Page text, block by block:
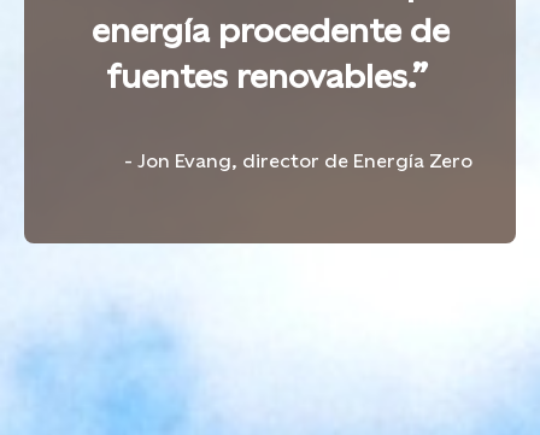
energía procedente de
fuentes renovables.”
- Jon Evang, director de Energía Zero